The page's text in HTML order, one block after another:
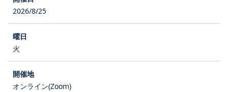
2026/8/25
火
オンライン(Zoom)